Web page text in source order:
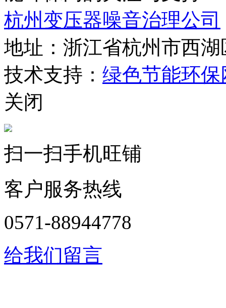
杭州变压器噪音治理公司
地址：浙江省杭州市西
技术支持： 绿色节能环保
关闭
扫一扫手机旺铺
客户服务热线
0571-88944778
给我们留言